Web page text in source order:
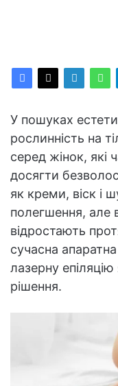
У пошуках
рослинність на
серед жінок, які
досягти
як креми, віск і
полегшення, але
відростають
сучасна
лазерну епіляцію
рішення.